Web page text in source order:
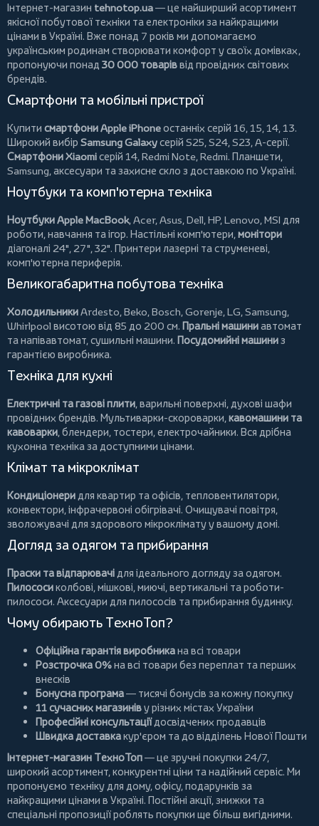
Інтернет-магазин tehnotop.ua— це найширший асортимент
якісної побутової техніки та електроніки за найкращими
цінами в Україні. Вже понад 7 років ми допомагаємо
українським родинам створювати комфорт у своїх домівках,
пропонуючи понад 30 000 товаріввід провідних світових
брендів.
Смартфони та мобільні пристрої
Купити смартфони Apple iPhoneостанніх серій 16, 15, 14, 13.
Широкий вибір Samsung Galaxyсерій S25, S24, S23, A-серії.
Смартфони Xiaomiсерій 14, Redmi Note, Redmi. Планшети,
Samsung, аксесуари тазахисне скло з доставкою по Україні.
Ноутбуки та комп'ютерна техніка
Ноутбуки Apple MacBook,Acer,Asus,Dell,HP,Lenovo,MSI для
роботи, навчання та ігор. Настільні комп'ютери,монітори
діагоналі 24", 27", 32". Принтери лазерні та струменеві,
комп'ютерна периферія.
Великогабаритна побутова техніка
ХолодильникиArdesto,Beko,Bosch,Gorenje,LG,Samsung,
Whirlpool висотою від 85 до 200 см. Пральні машиниавтомат
та напівавтомат,сушильні машини. Посудомийні машиниз
гарантією виробника.
Техніка для кухні
Електричні та газові плити, варильні поверхні, духові шафи
провідних брендів. Мультиварки-скороварки,кавомашини та
кавоварки,блендери, тостери,електрочайники. Вся дрібна
кухонна техніка за доступними цінами.
Клімат та мікроклімат
Кондиціонеридля квартир та офісів, тепловентилятори,
конвектори,інфрачервоні обігрівачі. Очищувачі повітря,
зволожувачі для здорового мікроклімату у вашому домі.
Догляд за одягом та прибирання
Праски та відпарювачідля ідеального догляду за одягом.
Пилососиколбові,мішкові,миючі,вертикальні тароботи-
пилососи. Аксесуари для пилососів та прибирання будинку.
Чому обирають ТехноТоп?
Офіційна гарантія виробникана всі товари
Розстрочка 0%на всі товари без переплат та перших
внесків
Бонусна програма— тисячі бонусів за кожну покупку
11 сучасних магазиніву різних містах України
Професійні консультаціїдосвідчених продавців
Швидка доставкакур'єром та до відділень Нової Пошти
Інтернет-магазин ТехноТоп— це зручні покупки 24/7,
широкий асортимент, конкурентні ціни та надійний сервіс. Ми
пропонуємо техніку для дому, офісу, подарунків за
найкращими цінами в Україні. Постійні акції, знижки та
спеціальні пропозиції роблять покупки ще більш вигідними.